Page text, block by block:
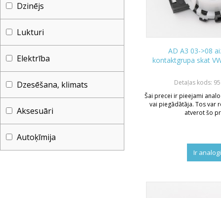
Dzinējs
Lukturi
Elektrība
Dzesēšana, klimats
Aksesuāri
Autoķīmija
AD A3 03->08
kontaktgrupa skat
Detaļas kods:
Šai precei ir pieejami
vai piegādātāja. Tos var
atverot šo
Ir analogi